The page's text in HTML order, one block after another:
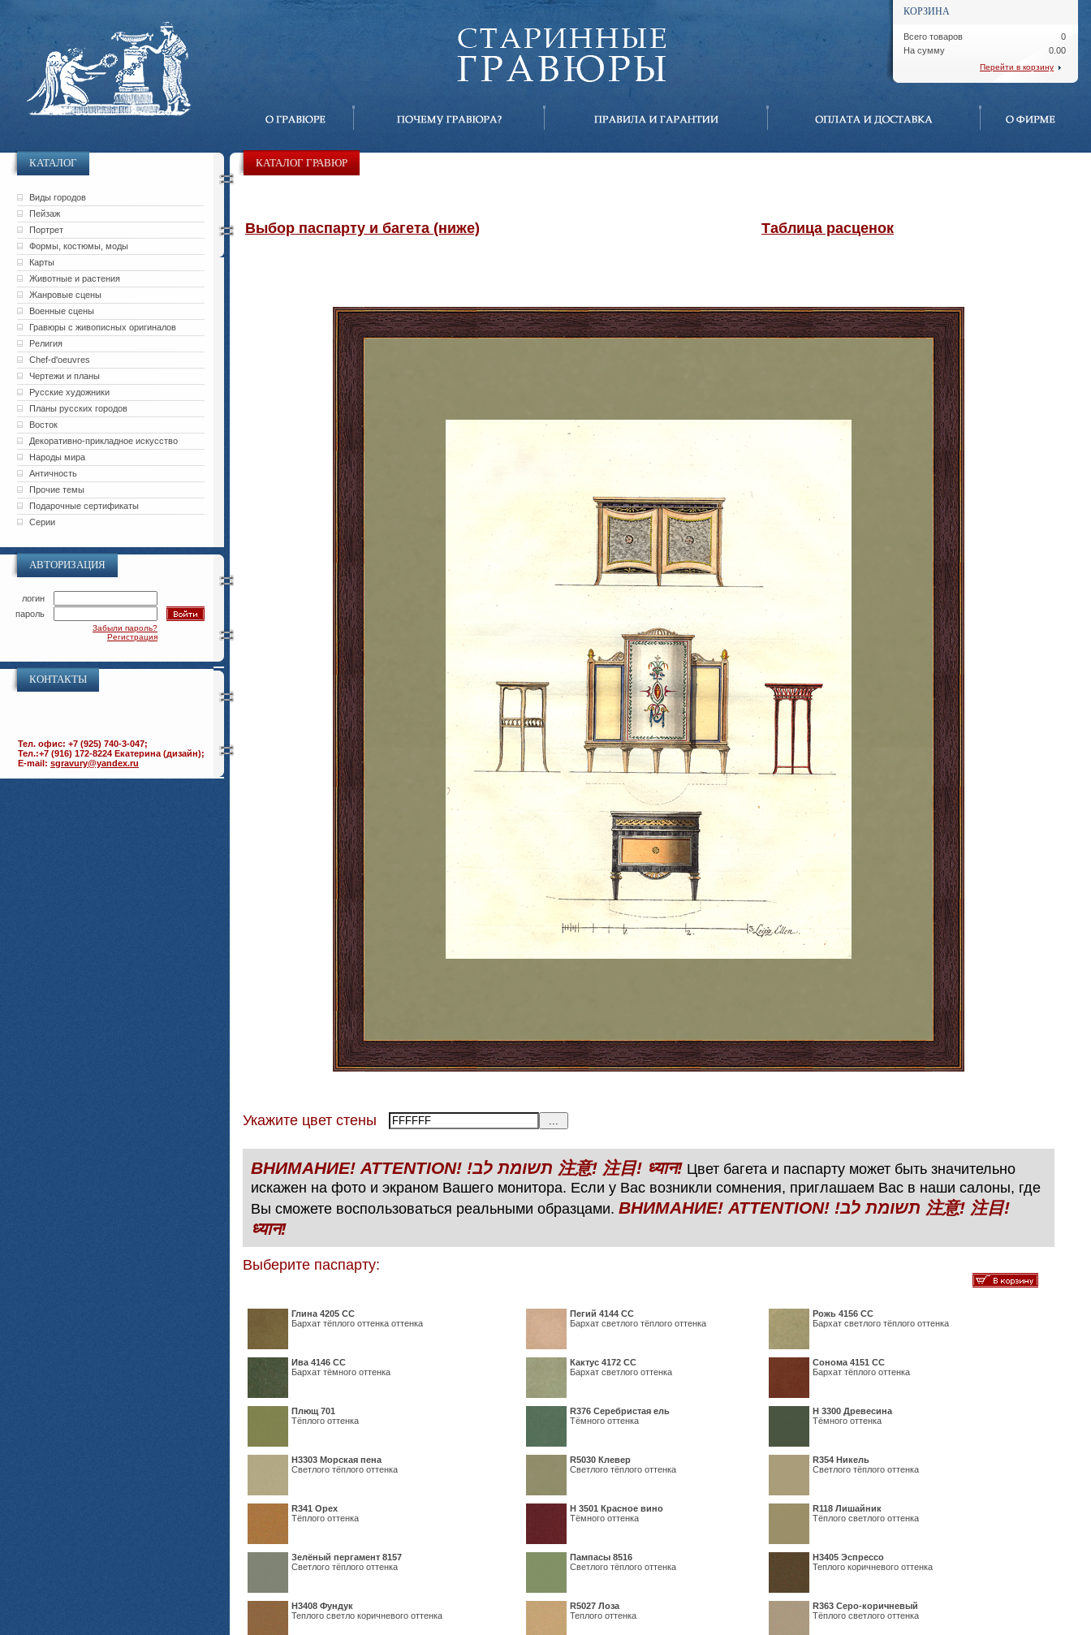
КОРЗИНА
Всего товаров
На сумму
0
0.00
Перейти в корзину
КАТАЛОГ
Виды городов
Пейзаж
Портрет
Формы, костюмы, моды
Карты
Животные и растения
Жанровые сцены
Военные сцены
Гравюры с живописных оригиналов
Религия
Chef-d'oeuvres
Чертежи и планы
Русские художники
Планы русских городов
Восток
Декоративно-прикладное искусство
Народы мира
Античность
Прочие темы
Подарочные сертификаты
Серии
АВТОРИЗАЦИЯ
логин
пароль
Забыли пароль?
Регистрация
КОНТАКТЫ
Тел. офис: +7 (925) 740-3-047;
Тел.:+7 (916) 172-8224 Екатерина (дизайн);
E-mail: sgravury@yandex.ru
КАТАЛОГ ГРАВЮР
Выбор паспарту и багета (ниже) Таблица расценок
Укажите цвет стены
ВНИМАНИЕ! ATTENTION! !תשומת לב 注意! 注目! ध्यान! Цвет багета и паспарту может быть значительно
искажен на фото и экраном Вашего монитора. Если у Вас возникли сомнения, приглашаем Вас в наши салоны, где
Вы сможете воспользоваться реальными образцами. ВНИМАНИЕ! ATTENTION! !תשומת לב 注意! 注目!
ध्यान!
Выберите паспарту:
Глина 4205 СС
Бархат тёплого оттенка оттенка
Пегий 4144 СС
Бархат светлого тёплого оттенка
Рожь 4156 СС
Бархат светлого тёплого оттенка
Ива 4146 СС
Бархат тёмного оттенка
Кактус 4172 СС
Бархат светлого оттенка
Сонома 4151 СС
Бархат тёплого оттенка
Плющ 701
Тёплого оттенка
R376 Серебристая ель
Тёмного оттенка
H 3300 Древесина
Тёмного оттенка
H3303 Морская пена
Светлого тёплого оттенка
R5030 Клевер
Светлого тёплого оттенка
R354 Никель
Светлого тёплого оттенка
R341 Орех
Тёплого оттенка
Н 3501 Красное вино
Тёмного оттенка
R118 Лишайник
Тёплого светлого оттенка
Зелёный пергамент 8157
Светлого тёплого оттенка
Пампасы 8516
Светлого тёплого оттенка
Н3405 Эспрессо
Теплого коричневого оттенка
Н3408 Фундук
Теплого светло коричневого оттенка
R5027 Лоза
Теплого оттенка
R363 Серо-коричневый
Тёплого светлого оттенка